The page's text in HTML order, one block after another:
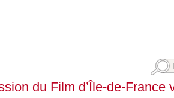
du Film d’Île-de-France